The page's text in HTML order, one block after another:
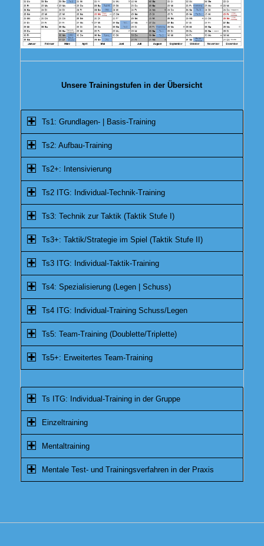
Unsere Trainingstufen in der Übersicht
Ts1: Grundlagen- | Basis-Training
Ts2: Aufbau-Training
Ts2+: Intensivierung
Ts2 ITG: Individual-Technik-Training
Ts3: Technik zur Taktik (Taktik Stufe I)
Ts3+: Taktik/Strategie im Spiel (Taktik Stufe II)
Ts3 ITG: Individual-Taktik-Training
Ts4: Spezialisierung (Legen | Schuss)
Ts4 ITG: Individual-Training Schuss/Legen
Ts5: Team-Training (Doublette/Triplette)
Ts5+: Erweitertes Team-Training
Ts ITG: Individual-Training in der Gruppe
Einzeltraining
Mentaltraining
Mentale Test- und Trainingsverfahren in der Praxis